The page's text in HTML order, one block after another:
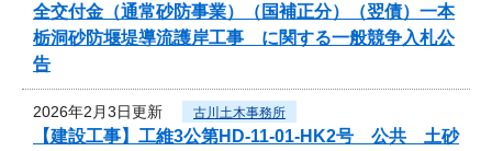
全交付金（通常砂防事業）（国補正分）（翌債）一本
栃洞砂防堰堤導流護岸工事 に関する一般競争入札公
告
2026年2月3日更新 古川土木事務所
【建設工事】工維3公第HD-11-01-HK2号 公共 土砂